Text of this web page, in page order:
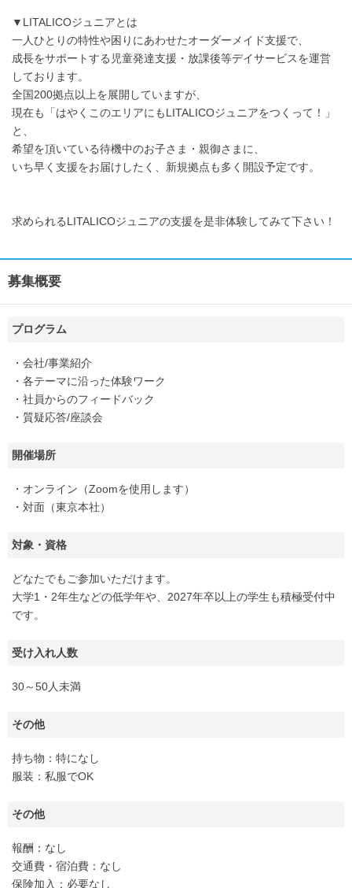
▼LITALICOジュニアとは
一人ひとりの特性や困りにあわせたオーダーメイド支援で、
成長をサポートする児童発達支援・放課後等デイサービスを運営
しております。
全国200拠点以上を展開していますが、
現在も「はやくこのエリアにもLITALICOジュニアをつくって！」
と、
希望を頂いている待機中のお子さま・親御さまに、
いち早く支援をお届けしたく、新規拠点も多く開設予定です。
求められるLITALICOジュニアの支援を是非体験してみて下さい！
募集概要
プログラム
・会社/事業紹介
・各テーマに沿った体験ワーク
・社員からのフィードバック
・質疑応答/座談会
開催場所
・オンライン（Zoomを使用します）
・対面（東京本社）
対象・資格
どなたでもご参加いただけます。
大学1・2年生などの低学年や、2027年卒以上の学生も積極受付中
です。
受け入れ人数
30～50人未満
その他
持ち物：特になし
服装：私服でOK
その他
報酬：なし
交通費・宿泊費：なし
保険加入：必要なし